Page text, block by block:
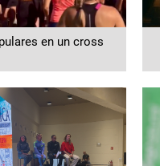
en un cross